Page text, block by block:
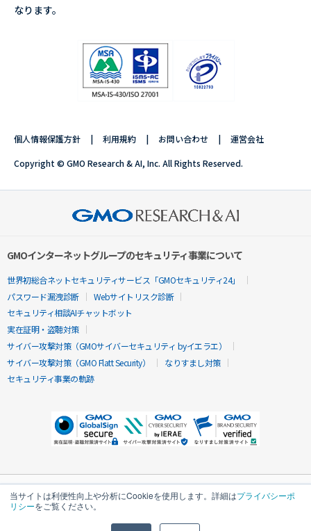
当サイトは利便性向上や分析にCookieを使用します。詳細はプライバシーポ
リシーをご覧ください。
なります。
個人情報保護方針 利用規約 お問い合わせ 運営会社
Copyright © GMO Research & AI, Inc. All Rights Reserved.
GMOインターネットグループのセキュリティ事業について
世界初総合ネットセキュリティサービス「GMOセキュリティ24」
パスワード漏洩診断
Webサイトリスク診断
セキュリティ相談AIチャットボット
実在証明・盗聴対策
サイバー攻撃対策（GMOサイバーセキュリティ byイエラエ）
サイバー攻撃対策（GMO Flatt Security）
なりすまし対策
セキュリティ事業の軌跡